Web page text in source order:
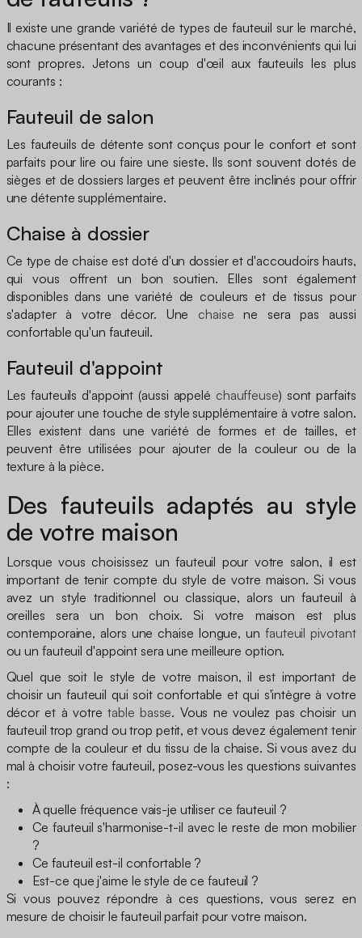
Il existe une grande variété de types de fauteuil sur le marché,
chacune présentant des avantages et des inconvénients qui lui
sont propres. Jetons un coup d'œil aux fauteuils les plus
courants :
Fauteuil de salon
Les fauteuils de détente sont conçus pour le confort et sont
parfaits pour lire ou faire une sieste. Ils sont souvent dotés de
sièges et de dossiers larges et peuvent être inclinés pour offrir
une détente supplémentaire.
Chaise à dossier
Ce type de chaise est doté d'un dossier et d'accoudoirs hauts,
qui vous offrent un bon soutien. Elles sont également
disponibles dans une variété de couleurs et de tissus pour
s'adapter à votre décor. Une chaise ne sera pas aussi
confortable qu'un fauteuil.
Fauteuil d'appoint
Les fauteuils d'appoint (aussi appelé chauffeuse) sont parfaits
pour ajouter une touche de style supplémentaire à votre salon.
Elles existent dans une variété de formes et de tailles, et
peuvent être utilisées pour ajouter de la couleur ou de la
texture à la pièce.
Des fauteuils adaptés au style
de votre maison
Lorsque vous choisissez un fauteuil pour votre salon, il est
important de tenir compte du style de votre maison. Si vous
avez un style traditionnel ou classique, alors un fauteuil à
oreilles sera un bon choix. Si votre maison est plus
contemporaine, alors une chaise longue, unfauteuil pivotant
ou un fauteuil d'appoint sera une meilleure option.
Quel que soit le style de votre maison, il est important de
choisir un fauteuil qui soit confortable et qui s'intègre à votre
décor et à votre table basse. Vous ne voulez pas choisir un
fauteuil trop grand ou trop petit, et vous devez également tenir
compte de la couleur et du tissu de la chaise. Si vous avez du
mal à choisir votre fauteuil, posez-vous les questions suivantes
:
À quelle fréquence vais-je utiliser ce fauteuil ?
Ce fauteuil s'harmonise-t-il avec le reste de mon mobilier
?
Ce fauteuil est-il confortable ?
Est-ce que j'aime le style de ce fauteuil ?
Si vous pouvez répondre à ces questions, vous serez en
mesure de choisir le fauteuil parfait pour votre maison.